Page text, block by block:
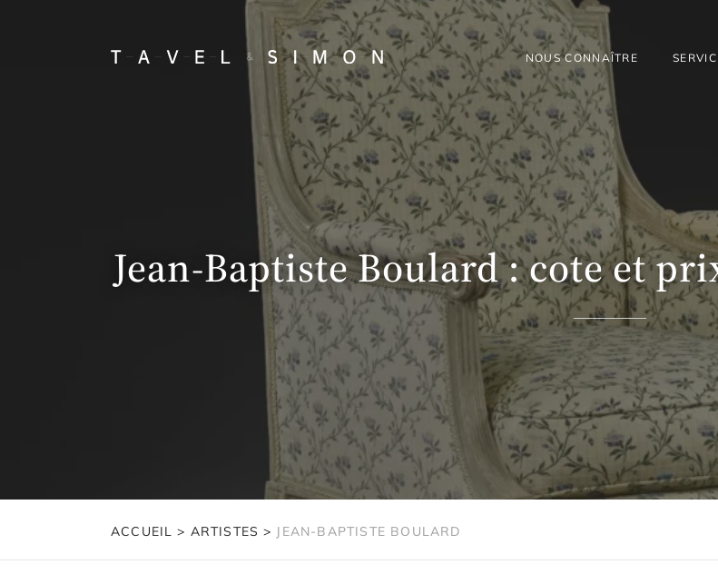
NOUS CONNAÎTRE
Jean-Baptiste Boulard : cote et
ACCUEIL > ARTISTES > JEAN-BAPTISTE BOULARD